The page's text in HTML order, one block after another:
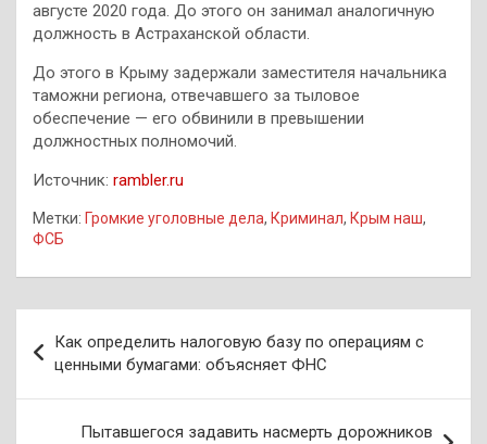
августе 2020 года. До этого он занимал аналогичную
должность в Астраханской области.
До этого в Крыму задержали заместителя начальника
таможни региона, отвечавшего за тыловое
обеспечение — его обвинили в превышении
должностных полномочий.
Источник: rambler.ru
Метки: Громкие уголовные дела, Криминал, Крым наш,
ФСБ
по
записям
Как определить налоговую базу по операциям с
ценными бумагами: объясняет ФНС
Пытавшегося задавить насмерть дорожников